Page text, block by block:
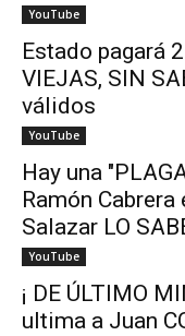
YouTube
Estado pagará
VIEJAS, SIN
válidos
YouTube
Hay una
Ramón
Salazar LO
YouTube
¡ DE ÚLTIMO
ultima a Juan